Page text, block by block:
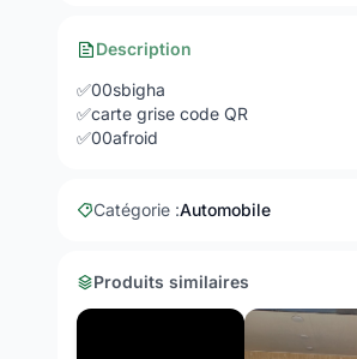
Description
✅00sbigha
✅carte grise code QR
✅00afroid
Catégorie :Automobile
Produits similaires